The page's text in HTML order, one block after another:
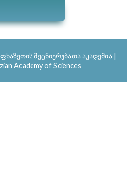
მეცნიერებათა აკადემია |
Academy of Sciences